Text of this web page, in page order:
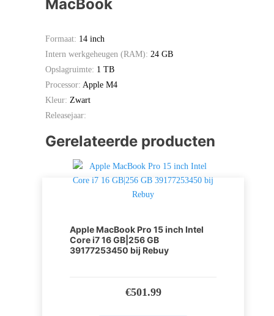
MacBook
Formaat: 14 inch
Intern werkgeheugen (RAM): 24 GB
Opslagruimte: 1 TB
Processor: Apple M4
Kleur: Zwart
Releasejaar:
Gerelateerde producten
Apple MacBook Pro 15 inch Intel
Core i7 16 GB|256 GB
39177253450 bij Rebuy
€501.99